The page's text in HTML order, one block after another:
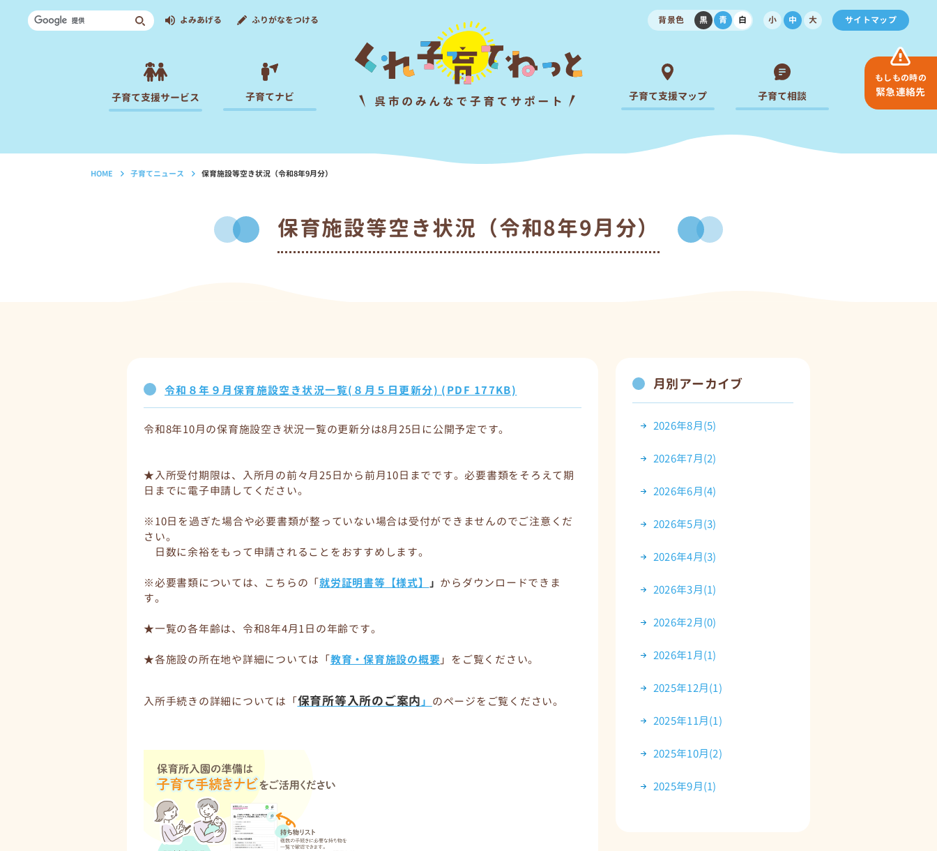
よみあげる ふりがなをつける 背景色 黒 青 白 小 中 大 サイトマップ
子育て支援サービス 子育てナビ 子育て支援マップ 子育て相談
もしもの時の
緊急連絡先
HOME 子育てニュース 保育施設等空き状況（令和8年9月分）
保育施設等空き状況（令和8年9月分）
令和８年９月保育施設空き状況一覧(８月５日更新分) (PDF 177KB)
令和8年10月の保育施設空き状況一覧の更新分は8月25日に公開予定です。
★入所受付期限は、入所月の前々月25日から前月10日までです。必要書類をそろえて期
日までに電子申請してください。
※10日を過ぎた場合や必要書類が整っていない場合は受付ができませんのでご注意くだ
さい。
日数に余裕をもって申請されることをおすすめします。
※必要書類については、こちらの「就労証明書等【様式】 」 からダウンロードできま
す。
★一覧の各年齢は、令和8年4月1日の年齢です。
★各施設の所在地や詳細については「教育・保育施設の概要」をご覧ください。
入所手続きの詳細については「保育所等入所のご案内」 のページをご覧ください。
月別アーカイブ
2026年8月(5)
2026年7月(2)
2026年6月(4)
2026年5月(3)
2026年4月(3)
2026年3月(1)
2026年2月(0)
2026年1月(1)
2025年12月(1)
2025年11月(1)
2025年10月(2)
2025年9月(1)